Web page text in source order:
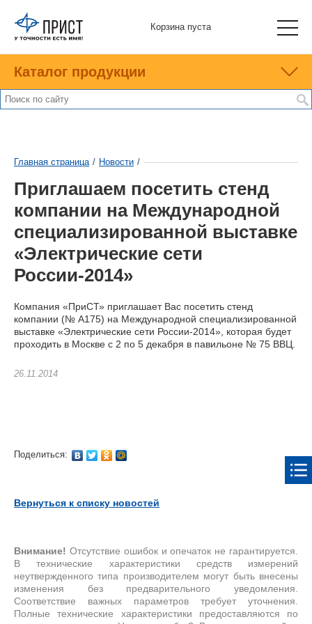
Корзина пуста
Каталог продукции
Главная страница / Новости /
Приглашаем посетить стенд
компании на Международной
специализированной выставке
«Электрические сети
России-2014»
Компания «ПриСТ» приглашает Вас посетить стенд
компании (№ A175) на Международной специализированной
выставке «Электрические сети России-2014», которая будет
проходить в Москве с 2 по 5 декабря в павильоне № 75 ВВЦ.
26.11.2014
Поделиться:
Вернуться к списку новостей
Внимание! Отсутствие ошибок и опечаток не гарантируется.
В технические характеристики средств измерений
неутвержденного типа производителем могут быть внесены
изменения без предварительного уведомления.
Соответствие важных параметров требует уточнения.
Полные технические характеристики предоставляются по